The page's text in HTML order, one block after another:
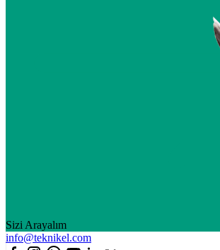
Sizi Arayalım
info@teknikel.com